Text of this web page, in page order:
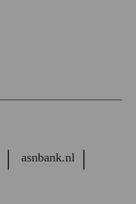
asnbank.nl